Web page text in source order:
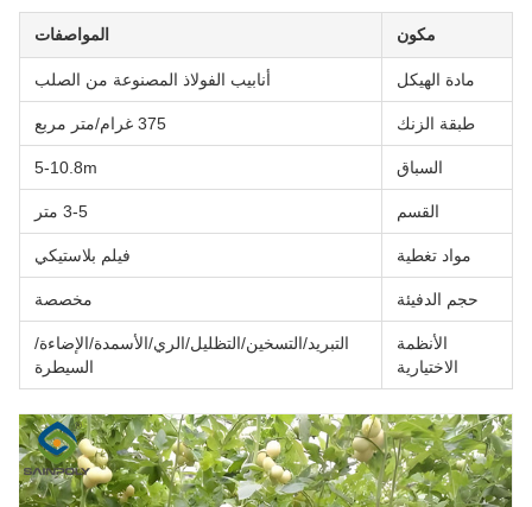
مكون المواصفات
مادة الهيكل أنابيب الفولاذ المصنوعة من الصلب
طبقة الزنك 375 غرام/متر مربع
السباق 5-10.8m
القسم 3-5 متر
مواد تغطية فيلم بلاستيكي
حجم الدفيئة مخصصة
الأنظمة
الاختيارية
التبريد/التسخين/التظليل/الري/الأسمدة/الإضاءة/
السيطرة